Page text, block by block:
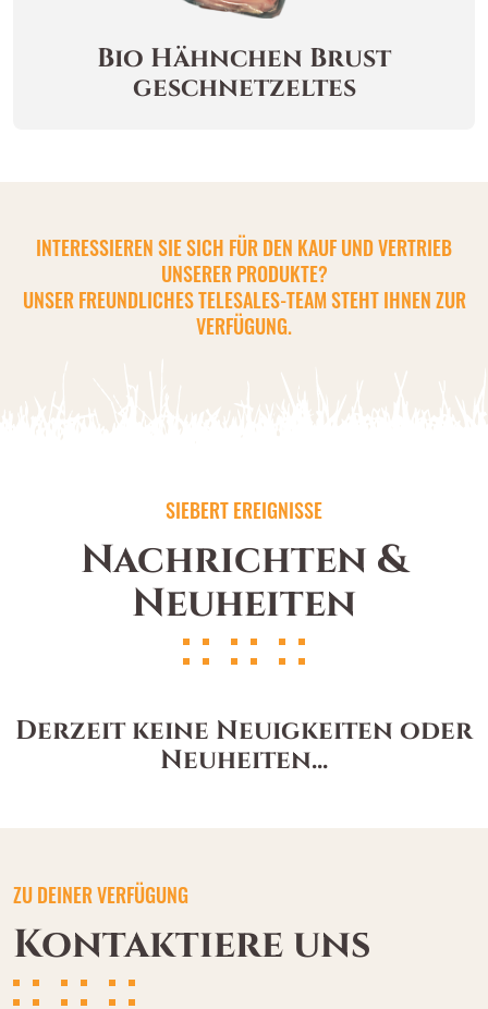
Bio Hähnchen Brust
geschnetzeltes
INTERESSIEREN SIE SICH FÜR DEN KAUF UND VERTRIEB
UNSERER PRODUKTE?
UNSER FREUNDLICHES TELESALES-TEAM STEHT IHNEN ZUR
VERFÜGUNG.
SIEBERT EREIGNISSE
Nachrichten &
Neuheiten
Derzeit keine Neuigkeiten oder
Neuheiten...
ZU DEINER VERFÜGUNG
Kontaktiere uns